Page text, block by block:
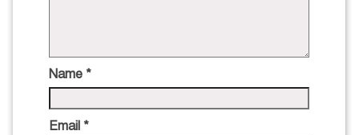
Name *
Email *